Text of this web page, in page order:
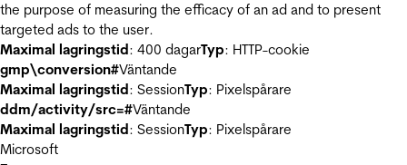
the purpose of measuring the efficacy of an ad and to present
targeted ads to the user.
Maximal lagringstid: 400 dagarTyp: HTTP-cookie
gmp\conversion#Väntande
Maximal lagringstid: SessionTyp: Pixelspårare
ddm/activity/src=#Väntande
Maximal lagringstid: SessionTyp: Pixelspårare
Microsoft